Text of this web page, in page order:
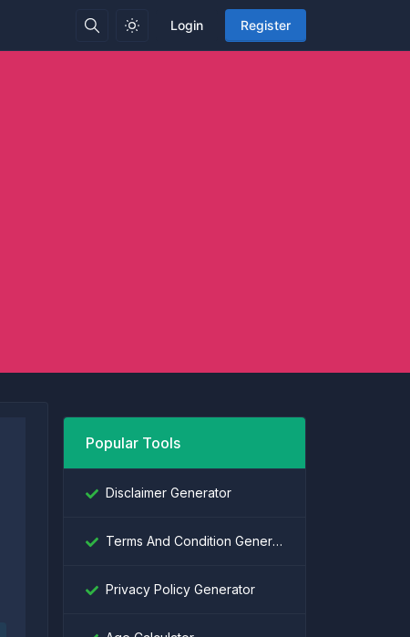
Login Register
Popular Tools
Disclaimer Generator
Terms And Condition Generator
Privacy Policy Generator